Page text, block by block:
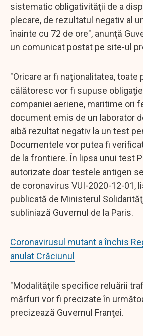
sistematic obligativităţii de a
plecare, de rezultatul negativ al
înainte cu 72 de ore", anunţă
un comunicat postat pe site-ul
"Oricare ar fi naţionalitatea, toate
călătoresc vor fi supuse
companiei aeriene, maritime ori
document emis de un laborator
aibă rezultat negativ la un test
Documentele vor putea fi
de la frontiere. În lipsa unui test
autorizate doar testele antigen
de coronavirus VUI-2020-12-01,
publicată de Ministerul
subliniază Guvernul de la Paris.
Coronavirusul mutant a închis
anulat Crăciunul
"Modalităţile specifice reluării
mărfuri vor fi precizate în
precizează Guvernul Franţei.